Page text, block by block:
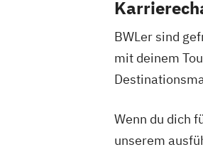
BWLer sind
mit deinem
Wenn du dich
unserem